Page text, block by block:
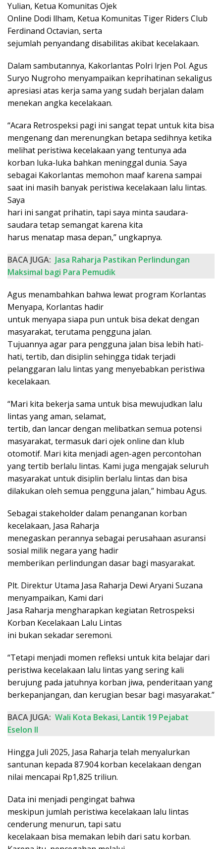
Yulian, Ketua Komunitas Ojek
Online Dodi llham, Ketua Komunitas Tiger Riders Club
Ferdinand Octavian, serta
sejumlah penyandang disabilitas akibat kecelakaan.
Dalam sambutannya, Kakorlantas Polri lrjen Pol. Agus
Suryo Nugroho menyampaikan keprihatinan sekaligus
apresiasi atas kerja sama yang sudah berjalan dalam
menekan angka kecelakaan.
“Acara Retrospeksi pagi ini sangat tepat untuk kita bisa
mengenang dan merenungkan betapa sedihnya ketika
melihat peristiwa kecelakaan yang tentunya ada
korban luka-luka bahkan meninggal dunia. Saya
sebagai Kakorlantas memohon maaf karena sampai
saat ini masih banyak peristiwa kecelakaan lalu lintas.
Saya
hari ini sangat prihatin, tapi saya minta saudara-
saudara tetap semangat karena kita
harus menatap masa depan,” ungkapnya.
BACA JUGA: Jasa Raharja Pastikan Perlindungan
Maksimal bagi Para Pemudik
Agus menambahkan bahwa lewat program Korlantas
Menyapa, Korlantas hadir
untuk menyapa siapa pun untuk bisa dekat dengan
masyarakat, terutama pengguna jalan.
Tujuannya agar para pengguna jalan bisa lebih hati-
hati, tertib, dan disiplin sehingga tidak terjadi
pelanggaran lalu lintas yang menyebabkan peristiwa
kecelakaan.
“Mari kita bekerja sama untuk bisa mewujudkan lalu
lintas yang aman, selamat,
tertib, dan lancar dengan melibatkan semua potensi
masyarakat, termasuk dari ojek online dan klub
otomotif. Mari kita menjadi agen-agen percontohan
yang tertib berlalu lintas. Kami juga mengajak seluruh
masyarakat untuk disiplin berlalu lintas dan bisa
dilakukan oleh semua pengguna jalan,” himbau Agus.
Sebagai stakeholder dalam penanganan korban
kecelakaan, Jasa Raharja
menegaskan perannya sebagai perusahaan asuransi
sosial milik negara yang hadir
memberikan perlindungan dasar bagi masyarakat.
Plt. Direktur Utama Jasa Raharja Dewi Aryani Suzana
menyampaikan, Kami dari
Jasa Raharja mengharapkan kegiatan Retrospeksi
Korban Kecelakaan Lalu Lintas
ini bukan sekadar seremoni.
“Tetapi menjadi momen refleksi untuk kita belajar dari
peristiwa kecelakaan lalu lintas yang sering kali
berujung pada jatuhnya korban jiwa, penderitaan yang
berkepanjangan, dan kerugian besar bagi masyarakat.”
BACA JUGA: Wali Kota Bekasi, Lantik 19 Pejabat
Eselon II
Hingga Juli 2025, Jasa Raharja telah menyalurkan
santunan kepada 87.904 korban kecelakaan dengan
nilai mencapai Rp1,825 triliun.
Data ini menjadi pengingat bahwa
meskipun jumlah peristiwa kecelakaan lalu lintas
cenderung menurun, tapi satu
kecelakaan bisa memakan lebih dari satu korban.